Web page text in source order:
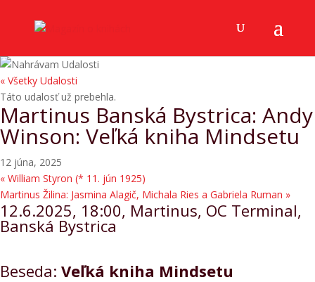
« Všetky Udalosti
Táto udalosť už prebehla.
Martinus Banská Bystrica: Andy
Winson: Veľká kniha Mindsetu
12 júna, 2025
« William Styron (* 11. jún 1925)
Martinus Žilina: Jasmina Alagič, Michala Ries a Gabriela Ruman »
12.6.2025, 18:00, Martinus, OC Terminal,
Banská Bystrica
Beseda: Veľká kniha Mindsetu